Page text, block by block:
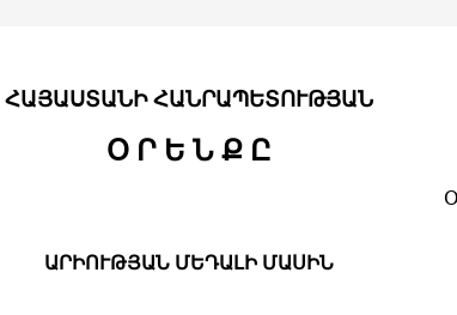
ՀԱՅԱՍՏԱՆԻ ՀԱՆՐԱՊԵՏՈՒԹՅԱՆ
Օ Ր Ե Ն Ք Ը
ԱՐԻՈՒԹՅԱՆ ՄԵԴԱԼԻ ՄԱՍԻՆ